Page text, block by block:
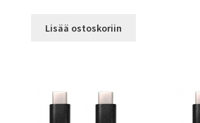
Lisää ostoskoriin